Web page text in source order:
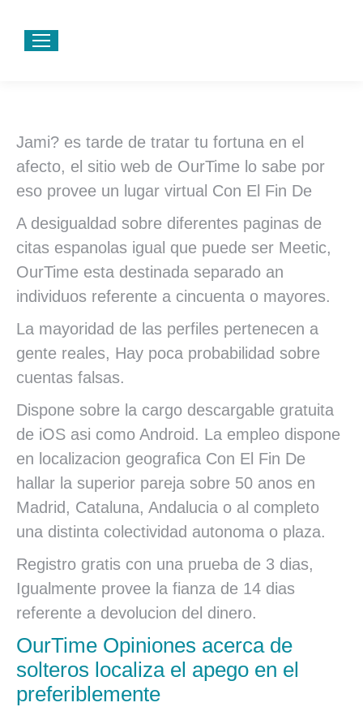
Jami? es tarde de tratar tu fortuna en el
afecto, el sitio web de OurTime lo sabe por
eso provee un lugar virtual Con El Fin De
A desigualdad sobre diferentes paginas de
citas espanolas igual que puede ser Meetic,
OurTime esta destinada separado an
individuos referente a cincuenta o mayores.
La mayoridad de las perfiles pertenecen a
gente reales, Hay poca probabilidad sobre
cuentas falsas.
Dispone sobre la cargo descargable gratuita
de iOS asi­ como Android. La empleo dispone
en localizacion geografica Con El Fin De
hallar la superior pareja sobre 50 anos en
Madrid, Cataluna, Andalucia o al completo
una distinta colectividad autonoma o plaza.
Registro gratis con una prueba de 3 dias,
Igualmente provee la fianza de 14 dias
referente a devolucion del dinero.
OurTime Opiniones acerca de
solteros localiza el apego en el
preferiblemente